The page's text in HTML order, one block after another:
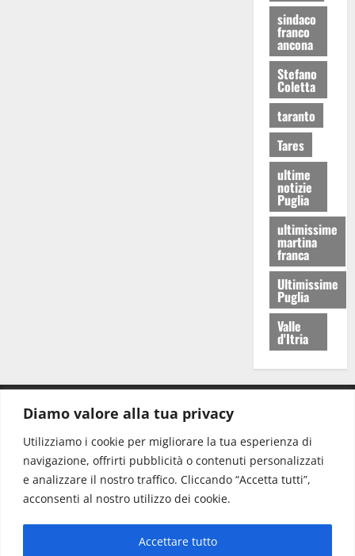
Diamo valore alla tua privacy
Utilizziamo i cookie per migliorare la tua esperienza di
navigazione, offrirti pubblicità o contenuti personalizzati
e analizzare il nostro traffico. Cliccando “Accetta tutti”,
acconsenti al nostro utilizzo dei cookie.
Accettare tutto
sindaco
franco
ancona
Stefano
Coletta
taranto
Tares
ultime
notizie
Puglia
ultimissime
martina
franca
Ultimissime
Puglia
Valle
d'Itria
Redazione: redazione@www.martinasera.it
Direttore:direttore@www.martinasera.it
Info & Commerciale:info@www.martinasera.it